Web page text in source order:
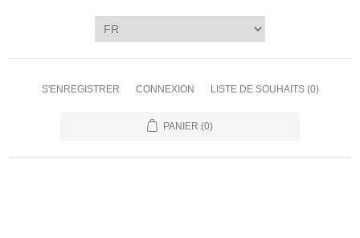
S'ENREGISTRER CONNEXION LISTE DE SOUHAITS (0)
PANIER (0)